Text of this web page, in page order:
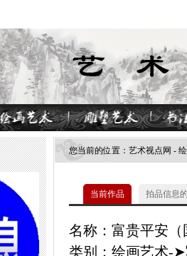
您当前的位置： 艺术视点网 -
当前作品 拍品信息
名称：富贵平安（
类别：绘画艺术-